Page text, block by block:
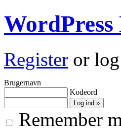
Register or
Brugernavn
Kodeord
Remember